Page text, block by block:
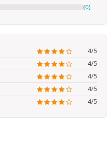
(0)
4/5
4/5
4/5
4/5
4/5